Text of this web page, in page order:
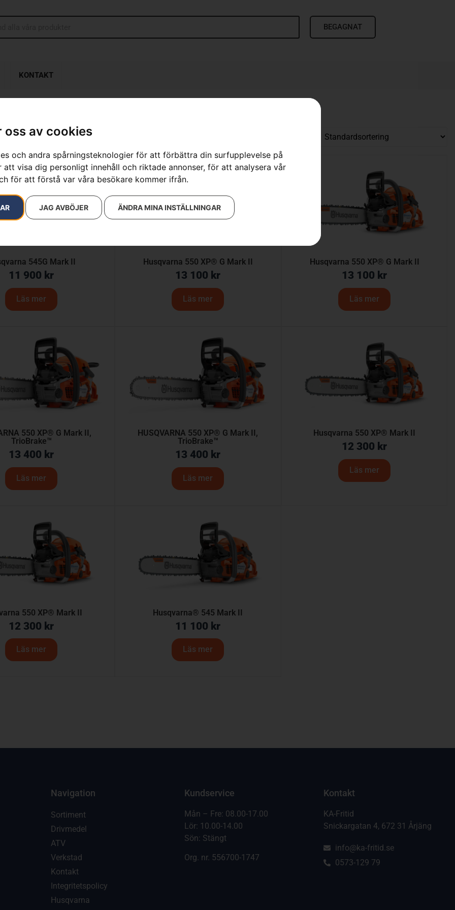
oss av cookies
och andra spårningsteknologier för att förbättra din surfupplevelse på
visa dig personligt innehåll och riktade annonser, för att analysera vår
för att förstå var våra besökare kommer ifrån.
JAG AVBÖJER ÄNDRA MINA INSTÄLLNINGAR
BEGAGNAT
KONTAKT
545G Mark II
11 900 kr
Läs mer
Husqvarna 550 XP® G Mark II
13 100 kr
Läs mer
Husqvarna 550 XP® G Mark II
13 100 kr
Läs mer
550 XP® G Mark II,
TrioBrake™
13 400 kr
Läs mer
HUSQVARNA 550 XP® G Mark II,
TrioBrake™
13 400 kr
Läs mer
Husqvarna 550 XP® Mark II
12 300 kr
Läs mer
550 XP® Mark II
12 300 kr
Läs mer
Husqvarna® 545 Mark II
11 100 kr
Läs mer
Navigation
Sortiment
Drivmedel
ATV
Verkstad
Kontakt
Integritetspolicy
Husqvarna
Kundservice
Mån – Fre: 08.00-17.00
Lör: 10.00-14.00
Sön: Stängt
Org. nr. 556700-1747
Kontakt
KA-Fritid
Snickargatan 4, 672 31 Årjäng
info@ka-fritid.se
0573-129 79